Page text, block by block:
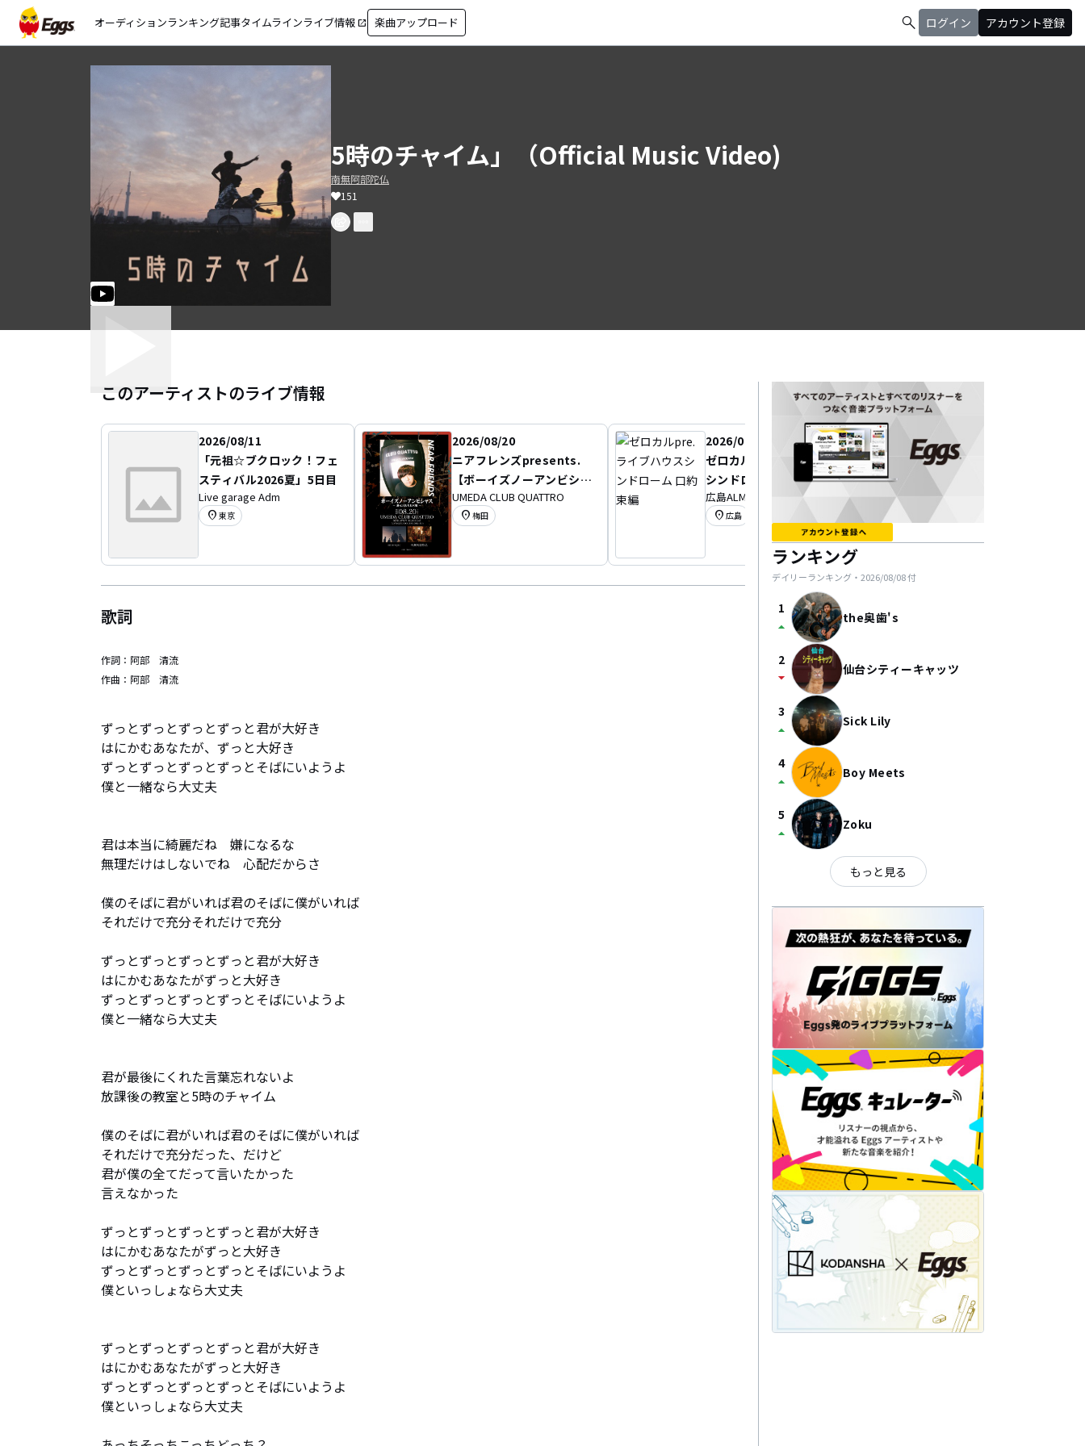
オーディションランキング記事タイムラインライブ情報 open_in_new 楽曲アップロード search ログイン アカウント登録
5時のチャイム」（Official Music Video)
南無阿部陀仏
151
このアーティストのライブ情報
2026/08/11
「元祖☆ブクロック！フェ
スティバル2026夏」5日目
Live garage Adm
location_on 東京
2026/08/20
ニアフレンズpresents.
【ボーイズノーアンビシャ
ス】 〜 地元大阪大花火 編
〜
UMEDA CLUB QUATTRO
location_on 梅田
2026/08/22
ゼロカルpre. ライブハウス
シンドローム 口約束編
広島ALMIGHTY
location_on 広島
2026/09/23
Planet K 3rd
歌詞
作詞： 阿部 清流
作曲： 阿部 清流
ずっとずっとずっとずっと君が大好き
はにかむあなたが、ずっと大好き
ずっとずっとずっとずっとそばにいようよ
僕と一緒なら大丈夫
君は本当に綺麗だね　嫌になるな
無理だけはしないでね　心配だからさ
僕のそばに君がいれば君のそばに僕がいれば
それだけで充分それだけで充分
ずっとずっとずっとずっと君が大好き
はにかむあなたがずっと大好き
ずっとずっとずっとずっとそばにいようよ
僕と一緒なら大丈夫
君が最後にくれた言葉忘れないよ
放課後の教室と5時のチャイム
僕のそばに君がいれば君のそばに僕がいれば
それだけで充分だった、だけど
君が僕の全てだって言いたかった
言えなかった
ずっとずっとずっとずっと君が大好き
はにかむあなたがずっと大好き
ずっとずっとずっとずっとそばにいようよ
僕といっしょなら大丈夫
ずっとずっとずっとずっと君が大好き
はにかむあなたがずっと大好き
ずっとずっとずっとずっとそばにいようよ
僕といっしょなら大丈夫
ランキング
デイリーランキング・ 2026/08/08付
1
arrow_drop_up the奥歯's
2
arrow_drop_down 仙台シティーキャッツ
3
arrow_drop_up Sick Lily
4
arrow_drop_up Boy Meets
5
arrow_drop_up Zoku
もっと見る